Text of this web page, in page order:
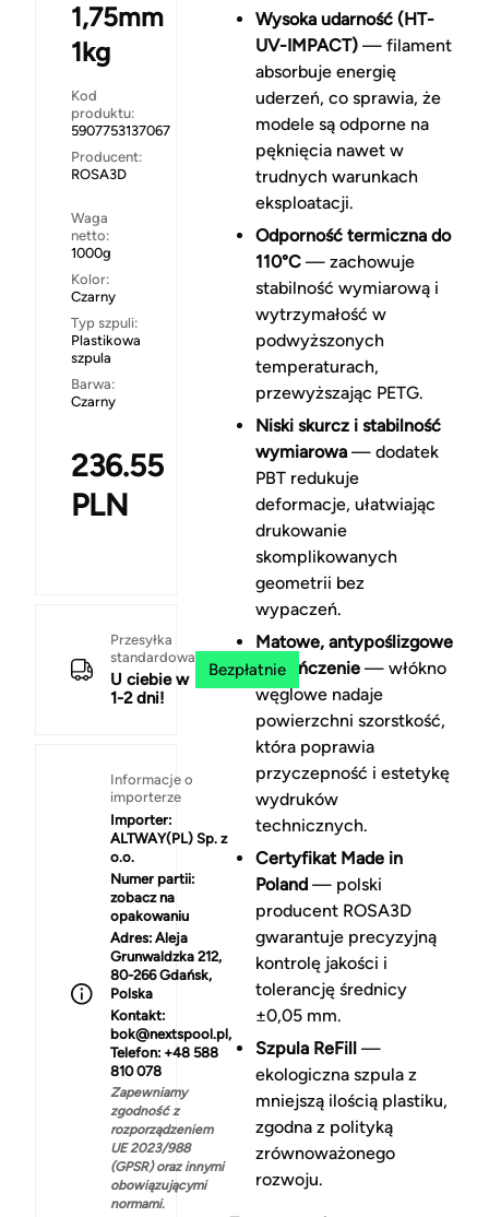
1,75mm
1kg
Kod
produktu:
5907753137067
Producent:
ROSA3D
Waga
netto:
1000g
Kolor:
Czarny
Typ szpuli:
Plastikowa
szpula
Barwa:
Czarny
236.55
PLN
Przesyłka
standardowa
U ciebie w
1-2 dni!
Bezpłatnie
Informacje o
importerze
Importer:
ALTWAY(PL) Sp. z
o.o.
Numer partii:
zobacz na
opakowaniu
Adres: Aleja
Grunwaldzka 212,
80-266 Gdańsk,
Polska
Kontakt:
bok@nextspool.pl,
Telefon: +48 588
810 078
Zapewniamy
zgodność z
rozporządzeniem
UE 2023/988
(GPSR) oraz innymi
obowiązującymi
normami.
Wysoka udarność (HT-
UV-IMPACT)— filament
absorbuje energię
uderzeń, co sprawia, że
modele są odporne na
pęknięcia nawet w
trudnych warunkach
eksploatacji.
Odporność termiczna do
110°C— zachowuje
stabilność wymiarową i
wytrzymałość w
podwyższonych
temperaturach,
przewyższając PETG.
Niski skurcz i stabilność
wymiarowa— dodatek
PBT redukuje
deformacje, ułatwiając
drukowanie
skomplikowanych
geometrii bez
wypaczeń.
Matowe, antypoślizgowe
wykończenie— włókno
węglowe nadaje
powierzchni szorstkość,
która poprawia
przyczepność i estetykę
wydruków
technicznych.
Certyfikat Made in
Poland— polski
producent ROSA3D
gwarantuje precyzyjną
kontrolę jakości i
tolerancję średnicy
±0,05 mm.
Szpula ReFill—
ekologiczna szpula z
mniejszą ilością plastiku,
zgodna z polityką
zrównoważonego
rozwoju.